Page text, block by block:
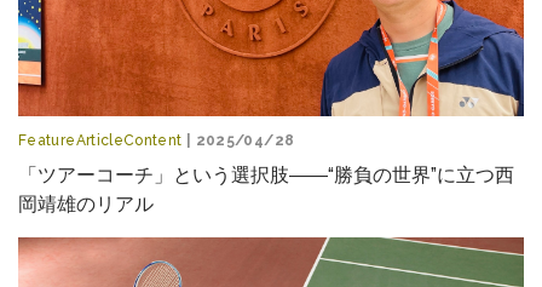
FeatureArticleContent | 2025/04/28
「ツアーコーチ」という選択肢――“勝負の世界”に立つ西
岡靖雄のリアル